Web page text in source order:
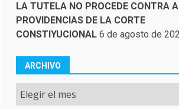
LA TUTELA NO PROCEDE CONTRA
PROVIDENCIAS DE LA CORTE
CONSTIYUCIONAL 6 de agosto de
ARCHIVO
Archivo